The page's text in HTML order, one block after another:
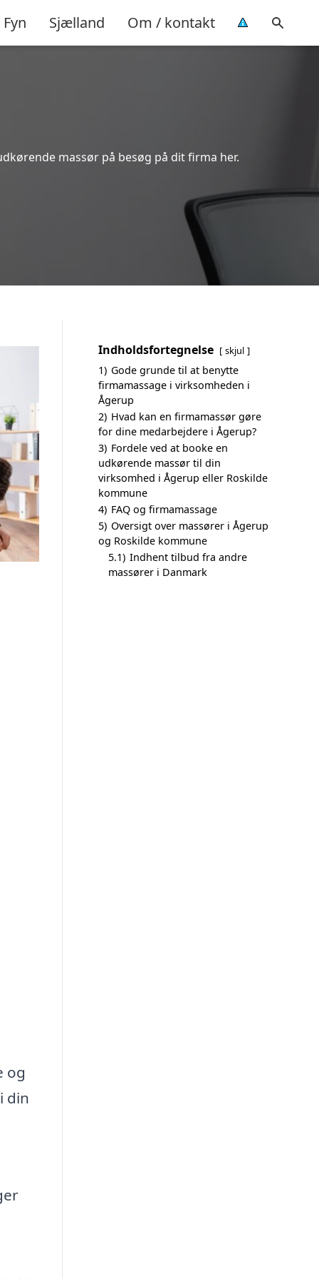
Fyn Sjælland Om / kontakt
massør på besøg på dit firma her.
og
din
Indholdsfortegnelse skjul
1) Gode grunde til at benytte
firmamassage i virksomheden i
Ågerup
2) Hvad kan en firmamassør gøre
for dine medarbejdere i Ågerup?
3) Fordele ved at booke en
udkørende massør til din
virksomhed i Ågerup eller Roskilde
kommune
4) FAQ og firmamassage
5) Oversigt over massører i Ågerup
og Roskilde kommune
5.1) Indhent tilbud fra andre
massører i Danmark